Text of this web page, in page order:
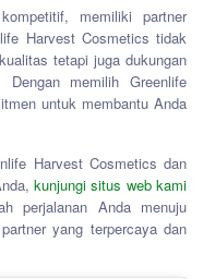
memiliki partner
Harvest Cosmetics tidak
tetapi juga dukungan
memilih Greenlife
untuk membantu Anda
Harvest Cosmetics dan
kunjungi situs web kami
perjalanan Anda menuju
yang terpercaya dan